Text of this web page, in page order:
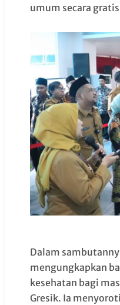
umum secara
Dalam
mengungkapkan
kesehatan bagi
Gresik. Ia